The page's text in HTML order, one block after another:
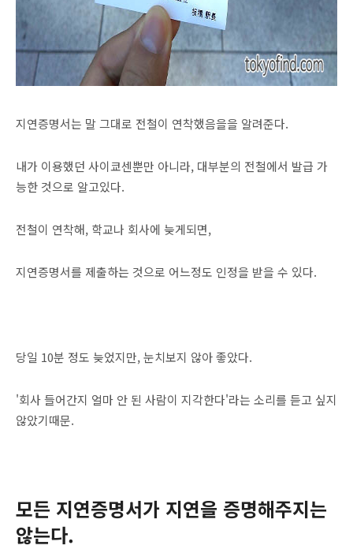
지연증명서는 말 그대로 전철이 연착했음을을 알려준다.
내가 이용했던 사이쿄센뿐만 아니라, 대부분의 전철에서 발급 가
능한 것으로 알고있다.
전철이 연착해, 학교나 회사에 늦게되면,
지연증명서를 제출하는 것으로 어느정도 인정을 받을 수 있다.
당일 10분 정도 늦었지만, 눈치보지 않아 좋았다.
'회사 들어간지 얼마 안 된 사람이 지각한다'라는 소리를 듣고 싶지
않았기때문.
모든 지연증명서가 지연을 증명해주지는
않는다.